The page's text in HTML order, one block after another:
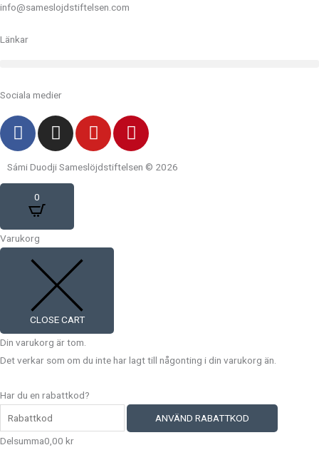
info@sameslojdstiftelsen.com
Länkar
Sociala medier
F
a
c
e
o
k
I
n
s
t
r
a
m
Y
o
u
t
P
i
t
Sámi Duodji Sameslöjdstiftelsen © 2026
0
Varukorg
CLOSE CART
Din varukorg är tom.
Det verkar som om du inte har lagt till någonting i din varukorg än.
Har du en rabattkod?
ANVÄND RABATTKOD
Delsumma0,00 kr